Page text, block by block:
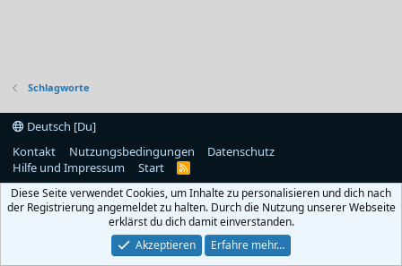
Schlagworte
Deutsch [Du]
Kontakt
Nutzungsbedingungen
Datenschutz
Hilfe und Impressum
Start
R
S
Diese Seite verwendet Cookies, um Inhalte zu personalisieren und dich nach
der Registrierung angemeldet zu halten. Durch die Nutzung unserer Webseite
erklärst du dich damit einverstanden.
Akzeptieren
Erfahre mehr…